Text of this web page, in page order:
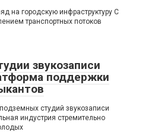
на городскую инфраструктуру С
транспортных потоков
звукозаписи
поддержки
студий звукозаписи
индустрия стремительно